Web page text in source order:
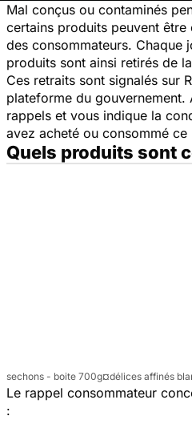
Mal conçus ou contaminés
certains produits peuvent
des consommateurs. Chaque
produits sont ainsi retirés de
Ces retraits sont signalés sur
plateforme du gouvernement.
rappels et vous indique la
avez acheté ou consommé ce
Quels produits sont
sechons - boite 700g¤délices affinés
Le rappel consommateur
: